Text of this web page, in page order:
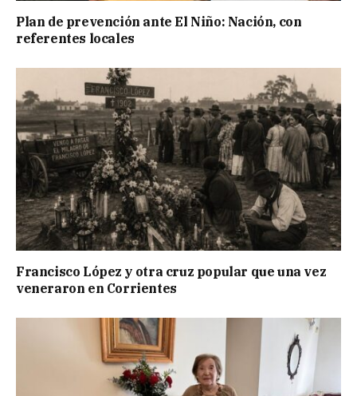
Plan de prevención ante El Niño: Nación, con
referentes locales
Francisco López y otra cruz popular que una vez
veneraron en Corrientes